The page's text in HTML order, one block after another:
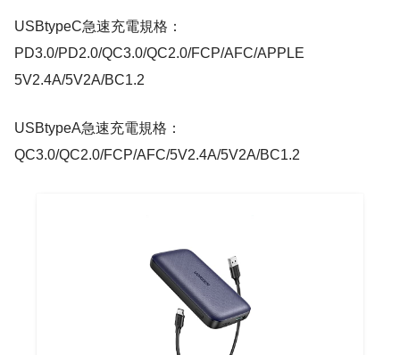
USBtypeC急速充電規格：
PD3.0/PD2.0/QC3.0/QC2.0/FCP/AFC/APPLE
5V2.4A/5V2A/BC1.2
USBtypeA急速充電規格：
QC3.0/QC2.0/FCP/AFC/5V2.4A/5V2A/BC1.2